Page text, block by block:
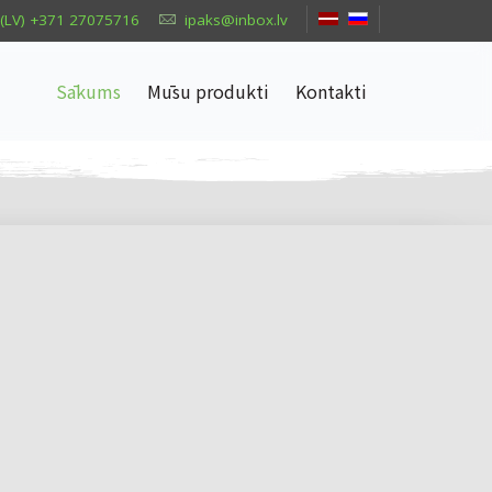
(LV) +371 27075716 ipaks@inbox.lv
Sākums Mūsu produkti Kontakti